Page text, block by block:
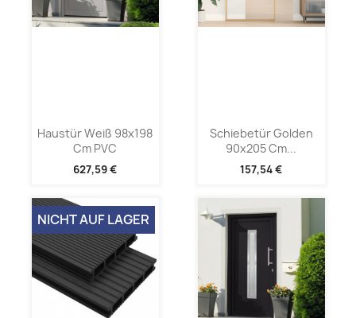
Haustür Weiß 98x198
Cm PVC
627,59 €
Schiebetür Golden
90x205 Cm...
157,54 €
NICHT AUF LAGER